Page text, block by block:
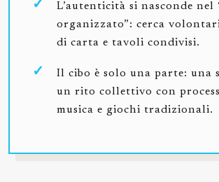
L’autenticità si nasconde nel
organizzato”: cerca
di carta e tavoli condivisi.
Il cibo è solo una parte: una
un rito collettivo con
musica e giochi tradizionali.